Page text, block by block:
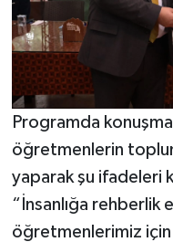
Programda
öğretmenlerin
yaparak şu ifadeleri
“İnsanlığa rehberlik
öğretmenlerimiz için
ÇEK GÖNDER
KİTAP
HEDEF2020
OTOMOBİL
MİZAH